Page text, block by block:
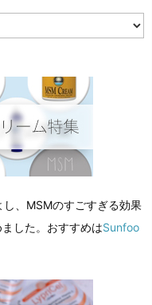
、MSMのすごすぎる効果
した。おすすめはSunfoo